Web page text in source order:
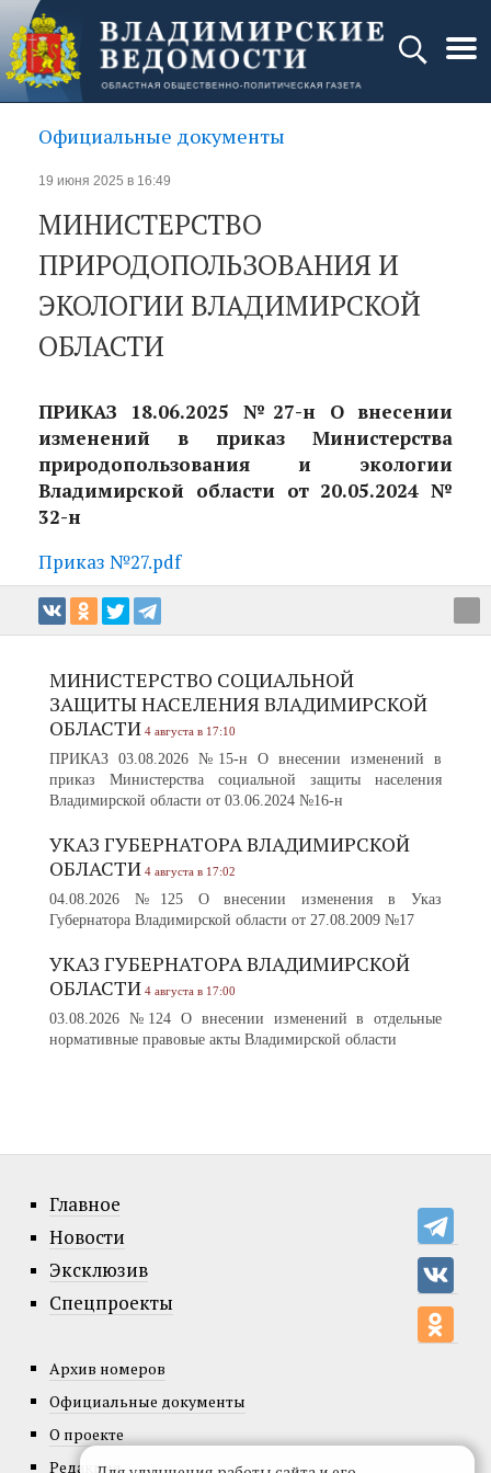
Официальные документы
19 июня 2025 в 16:49
МИНИСТЕРСТВО
ПРИРОДОПОЛЬЗОВАНИЯ И
ЭКОЛОГИИ ВЛАДИМИРСКОЙ
ОБЛАСТИ
ПРИКАЗ 18.06.2025 №27-н О внесении
изменений в приказ Министерства
природопользования и экологии
Владимирской области от 20.05.2024 №
32-н
Приказ №27.pdf
МИНИСТЕРСТВО СОЦИАЛЬНОЙ
ЗАЩИТЫ НАСЕЛЕНИЯ ВЛАДИМИРСКОЙ
ОБЛАСТИ 4 августа в 17:10
ПРИКАЗ 03.08.2026 №15-н О внесении изменений в
приказ Министерства социальной защиты населения
Владимирской области от 03.06.2024 №16-н
УКАЗ ГУБЕРНАТОРА ВЛАДИМИРСКОЙ
ОБЛАСТИ 4 августа в 17:02
04.08.2026 №125 О внесении изменения в Указ
Губернатора Владимирской области от 27.08.2009 №17
УКАЗ ГУБЕРНАТОРА ВЛАДИМИРСКОЙ
ОБЛАСТИ 4 августа в 17:00
03.08.2026 №124 О внесении изменений в отдельные
нормативные правовые акты Владимирской области
Главное
Новости
Эксклюзив
Спецпроекты
Архив номеров
Официальные документы
О проекте
Редакция